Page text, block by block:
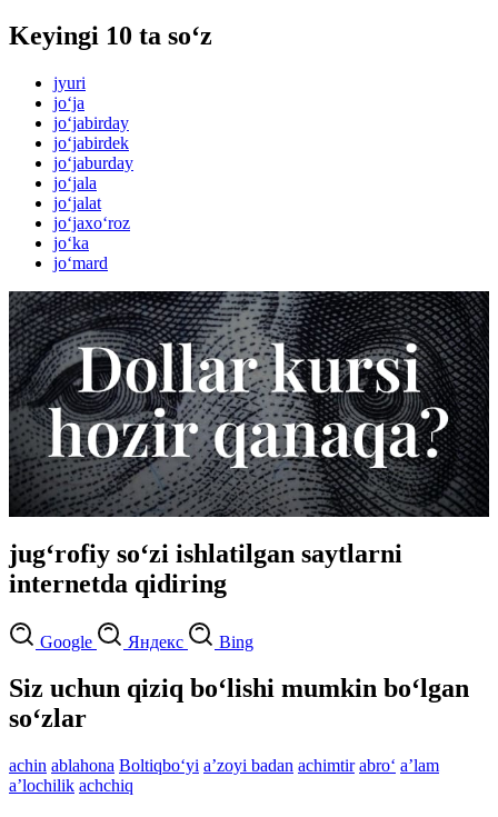
Keyingi 10 ta so‘z
jyuri
jo‘ja
jo‘jabirday
jo‘jabirdek
jo‘jaburday
jo‘jala
jo‘jalat
jo‘jaxo‘roz
jo‘ka
jo‘mard
jug‘rofiy so‘zi ishlatilgan saytlarni
internetda qidiring
Google Яндекс Bing
Siz uchun qiziq bo‘lishi mumkin bo‘lgan
so‘zlar
achin ablahona Boltiqbo‘yi aʼzoyi badan achimtir abro‘ aʼlam
aʼlochilik achchiq